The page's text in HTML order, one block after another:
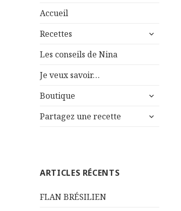
Accueil
Recettes
ouvrir
Les conseils de Nina
Je veux savoir…
Boutique
ouvrir
sous-
Partagez une recette
ouvrir
ARTICLES RÉCENTS
FLAN BRÉSILIEN